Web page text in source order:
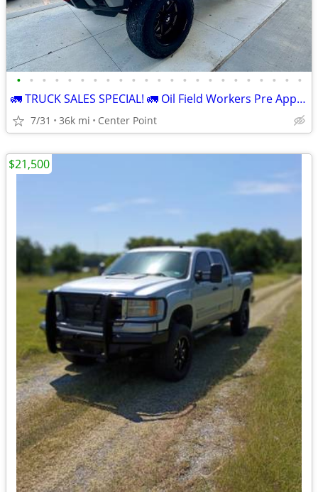
• • • • • • • • • • • • • • • • • • • • • • •
🚛 TRUCK SALES SPECIAL! 🚛 Oil Field Workers Pre Approved
7/31 36k mi Center Point
$21,500